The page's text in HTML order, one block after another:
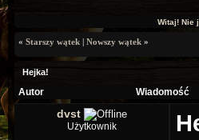
Witaj! Nie
« Starszy wątek | Nowszy wątek »
Hejka!
Autor Wiadomość
dvst
Użytkownik